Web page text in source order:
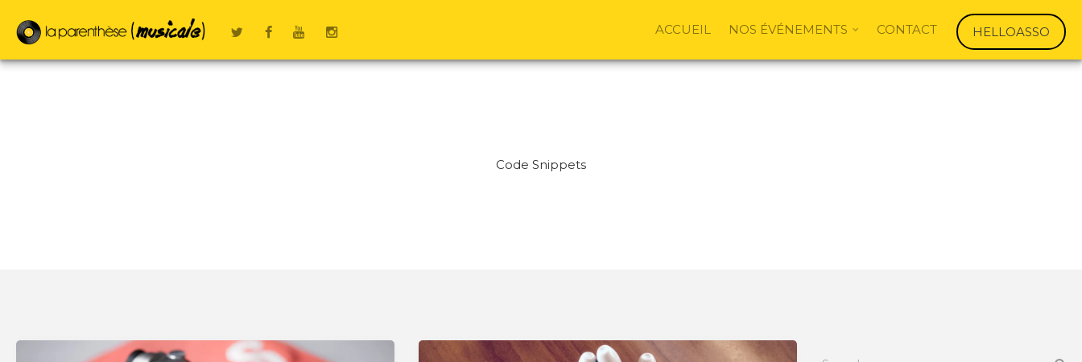
ACCUEIL NOS ÉVÉNEMENTS CONTACT HELLOASSO
Code Snippets